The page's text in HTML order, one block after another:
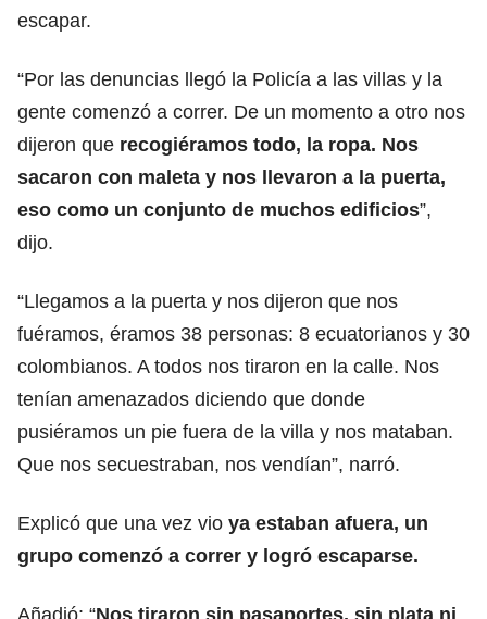
escapar.
“Por las denuncias llegó la Policía a las villas y la
gente comenzó a correr. De un momento a otro nos
dijeron que recogiéramos todo, la ropa. Nos
sacaron con maleta y nos llevaron a la puerta,
eso como un conjunto de muchos edificios”,
dijo.
“Llegamos a la puerta y nos dijeron que nos
fuéramos, éramos 38 personas: 8 ecuatorianos y 30
colombianos. A todos nos tiraron en la calle. Nos
tenían amenazados diciendo que donde
pusiéramos un pie fuera de la villa y nos mataban.
Que nos secuestraban, nos vendían”, narró.
Explicó que una vez vio ya estaban afuera, un
grupo comenzó a correr y logró escaparse.
Añadió: “Nos tiraron sin pasaportes, sin plata ni